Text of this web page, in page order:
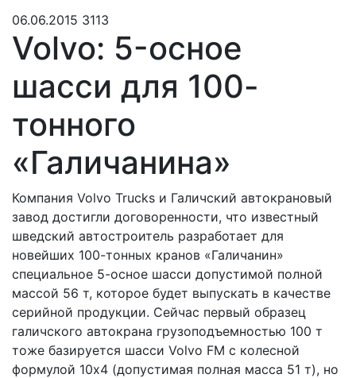
06.06.2015 3113
Volvo: 5-осное
шасси для 100-
тонного
«Галичанина»
Компания Volvo Trucks и Галичский автокрановый
завод достигли договоренности, что известный
шведский автостроитель разработает для
новейших 100-тонных кранов «Галичанин»
специальное 5-осное шасси допустимой полной
массой 56 т, которое будет выпускать в качестве
серийной продукции. Сейчас первый образец
галичского автокрана грузоподъемностью 100 т
тоже базируется шасси Volvo FM с колесной
формулой 10х4 (допустимая полная масса 51 т), но